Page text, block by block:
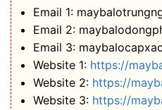
Email 1:
Email 2:
Email 3:
Website 1: https://
Website 2: https://
Website 3: https://